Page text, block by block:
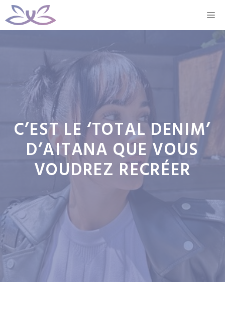
Aller
au
C’EST LE ‘TOTAL DENIM’
D’AITANA QUE VOUS
VOUDREZ RECRÉER